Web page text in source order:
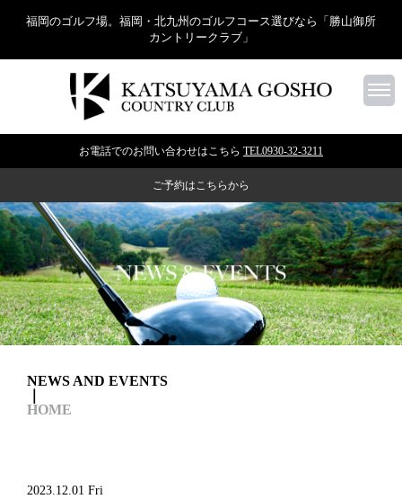
福岡のゴルフ場。福岡・北九州のゴルフコース選びなら「勝山御所
カントリークラブ」
お電話でのお問い合わせはこちら TEL0930-32-3211
ご予約はこちらから
HOME
NEWS AND EVENTS
2023.12.01 Fri